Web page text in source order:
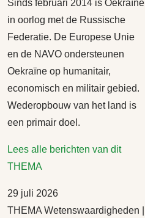
Sinds februari 2014 is Oekraïne
in oorlog met de Russische
Federatie. De Europese Unie
en de NAVO ondersteunen
Oekraïne op humanitair,
economisch en militair gebied.
Wederopbouw van het land is
een primair doel.
Lees alle berichten van dit
THEMA
29 juli 2026
THEMA Wetenswaardigheden |